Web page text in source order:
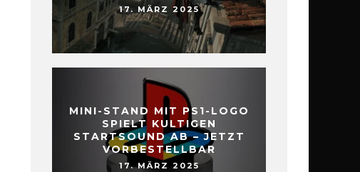
17. MÄRZ 2025
MINI-STAND MIT PS1-LOGO
SPIELT KULTIGEN
STARTSOUND AB – JETZT
VORBESTELLBAR
17. MÄRZ 2025